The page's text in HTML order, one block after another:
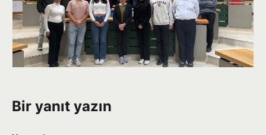
Bir yanıt yazın